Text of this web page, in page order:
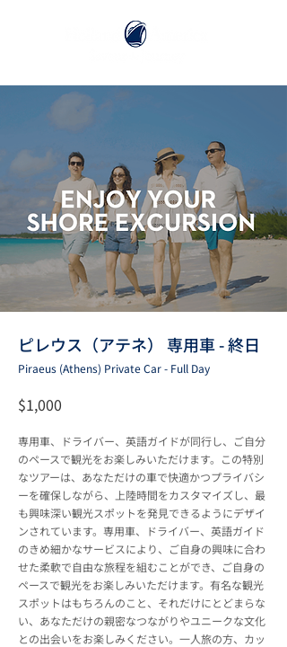
ピレウス（アテネ） 専用車 - 終日
Piraeus (Athens) Private Car - Full Day
$1,000
専用車、ドライバー、英語ガイドが同行し、ご自分
のペースで観光をお楽しみいただけます。この特別
なツアーは、あなただけの車で快適かつプライバシ
ーを確保しながら、上陸時間をカスタマイズし、最
も興味深い観光スポットを発見できるようにデザイ
ンされています。専用車、ドライバー、英語ガイド
のきめ細かなサービスにより、ご自身の興味に合わ
せた柔軟で自由な旅程を組むことができ、ご自身の
ペースで観光をお楽しみいただけます。有名な観光
スポットはもちろんのこと、それだけにとどまらな
い、あなただけの親密なつながりやユニークな文化
との出会いをお楽しみください。一人旅の方、カッ